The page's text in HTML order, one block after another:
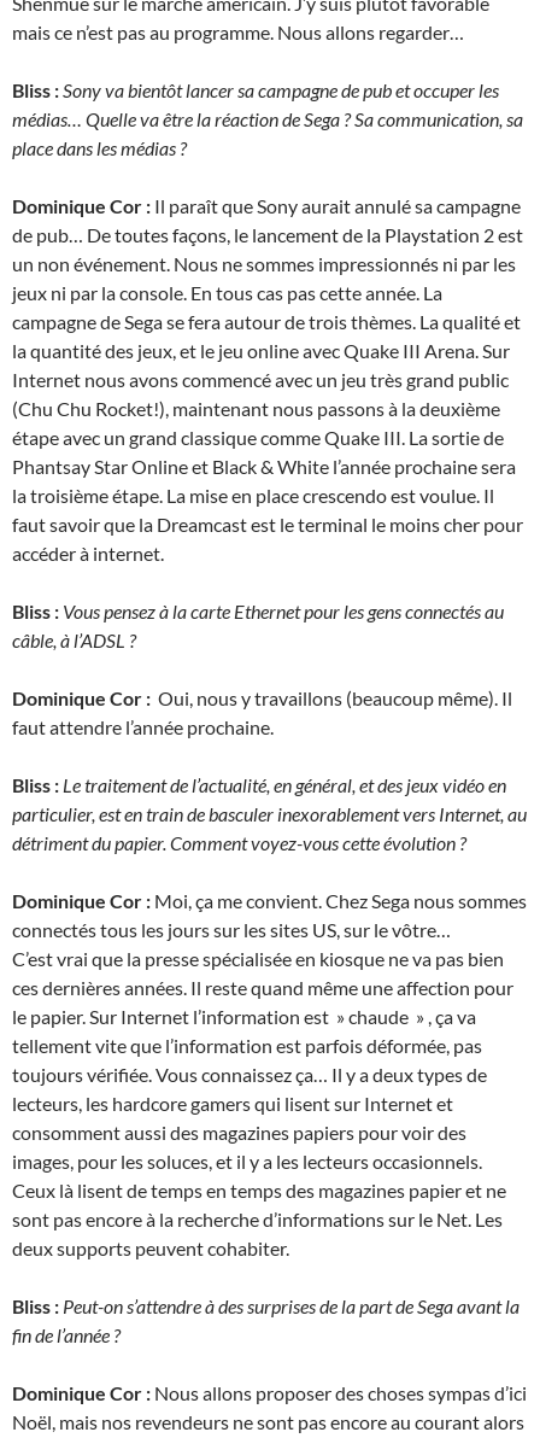
mais ce n’est pas au programme. Nous allons regarder…
Bliss :Sony va bientôt lancer sa campagne de pub et occuper les
médias… Quelle va être la réaction de Sega ? Sa communication, sa
place dans les médias ?
Dominique Cor : Il paraît que Sony aurait annulé sa campagne
de pub… De toutes façons, le lancement de la Playstation 2 est
un non événement. Nous ne sommes impressionnés ni par les
jeux ni par la console. En tous cas pas cette année. La
campagne de Sega se fera autour de trois thèmes. La qualité et
la quantité des jeux, et le jeu online avec Quake III Arena. Sur
Internet nous avons commencé avec un jeu très grand public
(Chu Chu Rocket!), maintenant nous passons à la deuxième
étape avec un grand classique comme Quake III. La sortie de
Phantsay Star Online et Black & White l’année prochaine sera
la troisième étape. La mise en place crescendo est voulue. Il
faut savoir que la Dreamcast est le terminal le moins cher pour
accéder à internet.
Bliss : Vous pensez à la carte Ethernet pour les gens connectés au
câble, à l’ADSL ?
Dominique Cor : Oui, nous y travaillons (beaucoup même). Il
faut attendre l’année prochaine.
Bliss : Le traitement de l’actualité, en général, et des jeux vidéo en
particulier, est en train de basculer inexorablement vers Internet, au
détriment du papier. Comment voyez-vous cette évolution ?
Dominique Cor : Moi, ça me convient. Chez Sega nous sommes
connectés tous les jours sur les sites US, sur le vôtre…
C’est vrai que la presse spécialisée en kiosque ne va pas bien
ces dernières années. Il reste quand même une affection pour
le papier. Sur Internet l’information est » chaude » , ça va
tellement vite que l’information est parfois déformée, pas
toujours vérifiée. Vous connaissez ça… Il y a deux types de
lecteurs, les hardcore gamers qui lisent sur Internet et
consomment aussi des magazines papiers pour voir des
images, pour les soluces, et il y a les lecteurs occasionnels.
Ceux là lisent de temps en temps des magazines papier et ne
sont pas encore à la recherche d’informations sur le Net. Les
deux supports peuvent cohabiter.
Bliss : Peut-on s’attendre à des surprises de la part de Sega avant la
fin de l’année ?
Dominique Cor : Nous allons proposer des choses sympas d’ici
Noël, mais nos revendeurs ne sont pas encore au courant alors